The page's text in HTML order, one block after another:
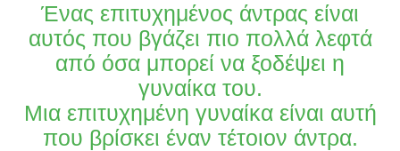
Ένας επιτυχημένος άντρας είναι
αυτός που βγάζει πιο πολλά λεφτά
από όσα μπορεί να ξοδέψει η
γυναίκα του.
Μια επιτυχημένη γυναίκα είναι αυτή
που βρίσκει έναν τέτοιον άντρα.